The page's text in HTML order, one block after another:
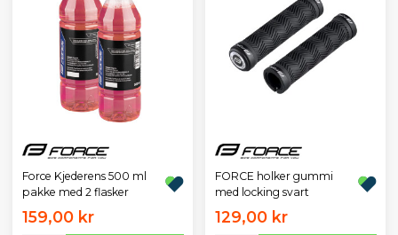
Force Kjederens 500 ml
pakke med 2 flasker
159,00 kr
FORCE holker gummi
med locking svart
129,00 kr